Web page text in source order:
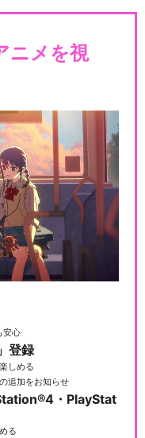
ニメを視
安心
登録
しめる
追加をお知らせ
・PlayStat
る